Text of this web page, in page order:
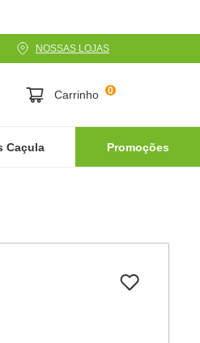
NOSSAS LOJAS
Carrinho 0
Caçula Promoções